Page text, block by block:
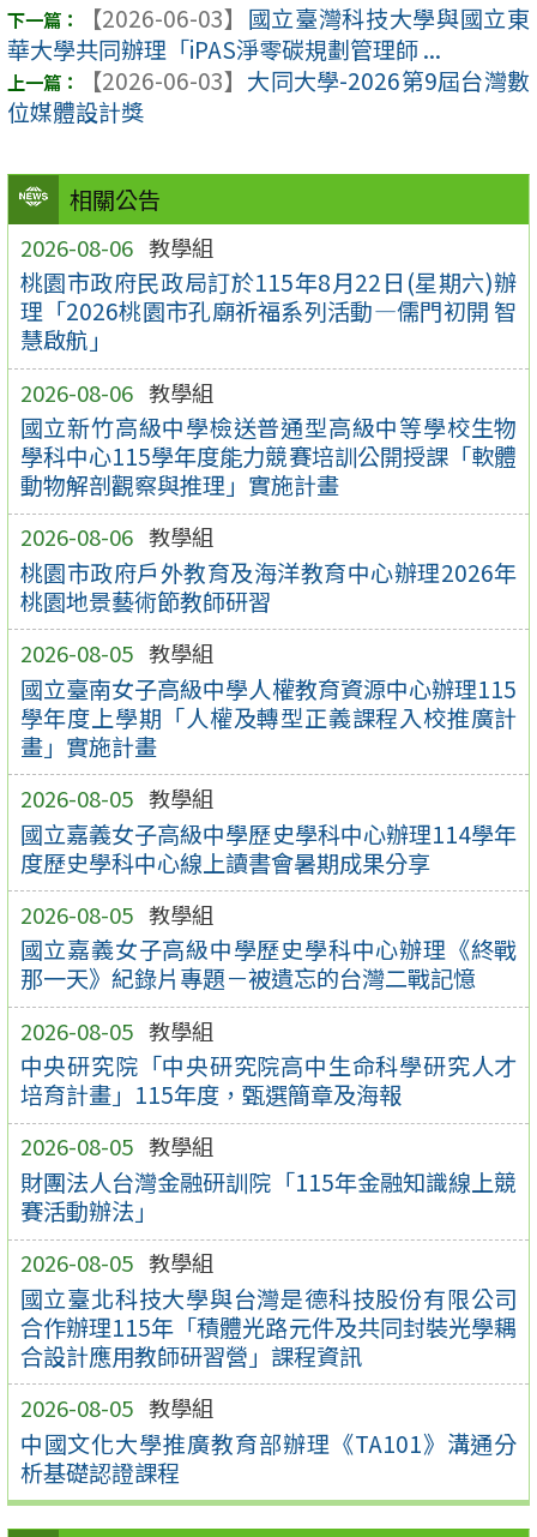
相關公告
2026-08-06 教學組
桃園市政府民政局訂於115年8月22日(星期六)辦
理「2026桃園市孔廟祈福系列活動—儒門初開 智
慧啟航」
2026-08-06 教學組
國立新竹高級中學檢送普通型高級中等學校生物
學科中心115學年度能力競賽培訓公開授課「軟體
動物解剖觀察與推理」實施計畫
2026-08-06 教學組
桃園市政府戶外教育及海洋教育中心辦理2026年
桃園地景藝術節教師研習
2026-08-05 教學組
國立臺南女子高級中學人權教育資源中心辦理115
學年度上學期「人權及轉型正義課程入校推廣計
畫」實施計畫
2026-08-05 教學組
國立嘉義女子高級中學歷史學科中心辦理114學年
度歷史學科中心線上讀書會暑期成果分享
2026-08-05 教學組
國立嘉義女子高級中學歷史學科中心辦理《終戰
那一天》紀錄片專題－被遺忘的台灣二戰記憶
2026-08-05 教學組
中央研究院「中央研究院高中生命科學研究人才
培育計畫」115年度，甄選簡章及海報
2026-08-05 教學組
財團法人台灣金融研訓院「115年金融知識線上競
賽活動辦法」
2026-08-05 教學組
國立臺北科技大學與台灣是德科技股份有限公司
合作辦理115年「積體光路元件及共同封裝光學耦
合設計應用教師研習營」課程資訊
2026-08-05 教學組
中國文化大學推廣教育部辦理《TA101》溝通分
析基礎認證課程
【2026-06-03】 國立臺灣科技大學與國立東
華大學共同辦理「iPAS淨零碳規劃管理師 ...
【2026-06-03】 大同大學-2026第9屆台灣數
位媒體設計獎